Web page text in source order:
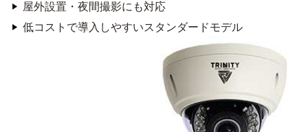
屋外設置・夜間撮影にも対応
低コストで導入しやすいスタンダードモデル